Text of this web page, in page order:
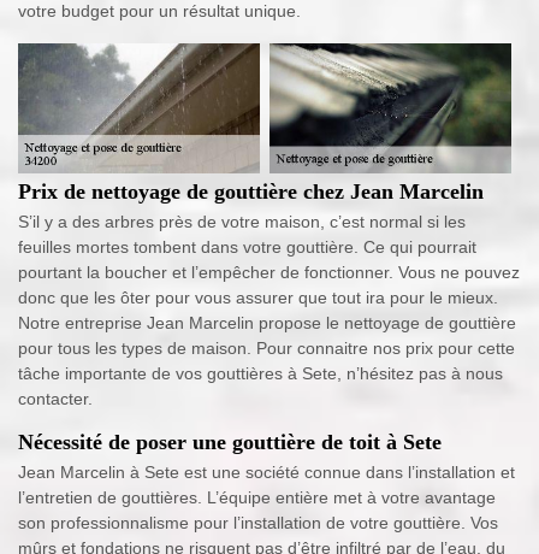
votre budget pour un résultat unique.
Prix de nettoyage de gouttière chez Jean Marcelin
S’il y a des arbres près de votre maison, c’est normal si les
feuilles mortes tombent dans votre gouttière. Ce qui pourrait
pourtant la boucher et l’empêcher de fonctionner. Vous ne pouvez
donc que les ôter pour vous assurer que tout ira pour le mieux.
Notre entreprise Jean Marcelin propose le nettoyage de gouttière
pour tous les types de maison. Pour connaitre nos prix pour cette
tâche importante de vos gouttières à Sete, n’hésitez pas à nous
contacter.
Nécessité de poser une gouttière de toit à Sete
Jean Marcelin à Sete est une société connue dans l’installation et
l’entretien de gouttières. L’équipe entière met à votre avantage
son professionnalisme pour l’installation de votre gouttière. Vos
mûrs et fondations ne risquent pas d’être infiltré par de l’eau, du